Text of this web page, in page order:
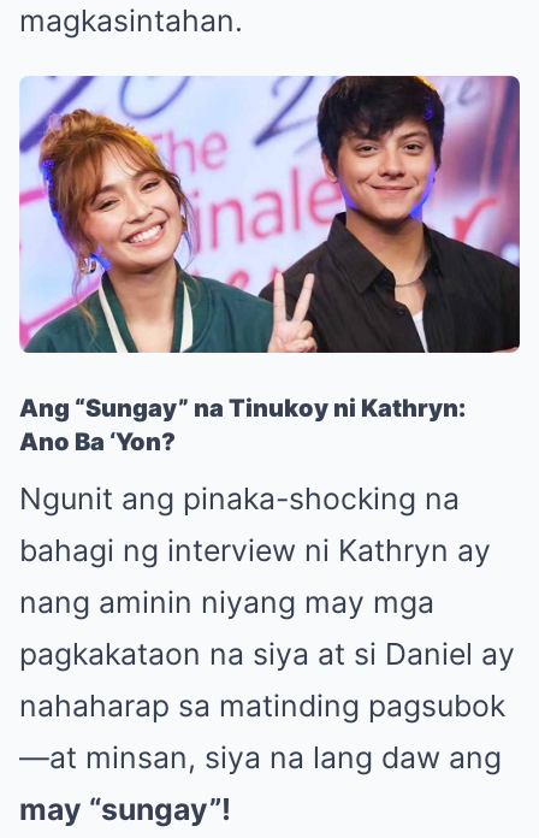
magkasintahan.
Ang “Sungay” na Tinukoy ni Kathryn:
Ano Ba ‘Yon?
Ngunit ang pinaka-shocking na
bahagi ng interview ni Kathryn ay
nang aminin niyang may mga
pagkakataon na siya at si Daniel ay
nahaharap sa matinding pagsubok
—at minsan, siya na lang daw ang
may “sungay”!